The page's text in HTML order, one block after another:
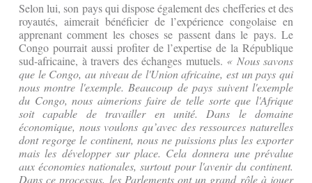
Selon lui, son pays qui dispose également des chefferies et des
royautés, aimerait bénéficier de l’expérience congolaise en
apprenant comment les choses se passent dans le pays. Le
Congo pourrait aussi profiter de l’expertise de la République
sud-africaine, à travers des échanges mutuels. « Nous savons
que le Congo, au niveau de l'Union africaine, est un pays qui
nous montre l'exemple. Beaucoup de pays suivent l'exemple
du Congo, nous aimerions faire de telle sorte que l'Afrique
soit capable de travailler en unité. Dans le domaine
économique, nous voulons qu’avec des ressources naturelles
dont regorge le continent, nous ne puissions plus les exporter
mais les développer sur place. Cela donnera une prévalue
aux économies nationales, surtout pour l'avenir du continent.
Dans ce processus, les Parlements ont un grand rôle à jouer